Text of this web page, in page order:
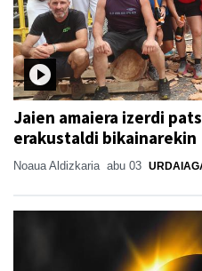
Jaien amaiera izerdi
erakustaldi bikainarekin
Noaua Aldizkaria abu 03